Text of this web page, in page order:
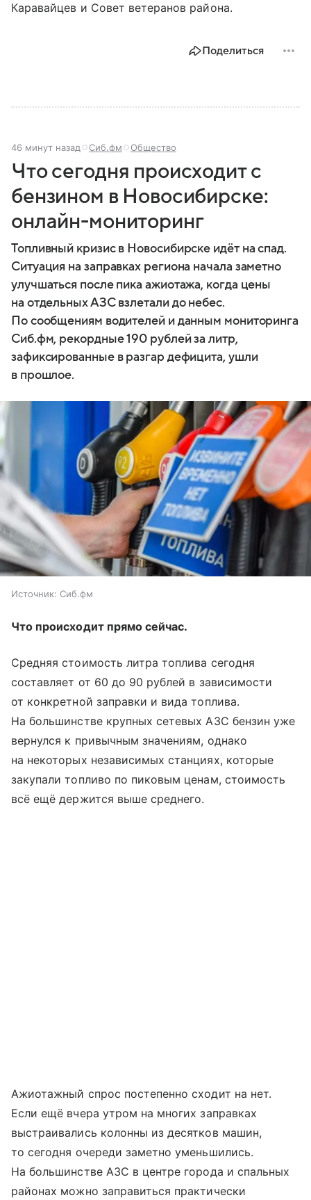
Каравайцев и Совет ветеранов района.
Поделиться
46 минут назад Сиб.фм Общество
Что сегодня происходит с
бензином в Новосибирске:
онлайн-мониторинг
Топливный кризис в Новосибирске идёт на спад.
Ситуация на заправках региона начала заметно
улучшаться после пика ажиотажа, когда цены
на отдельных АЗС взлетали до небес.
По сообщениям водителей и данным мониторинга
Сиб.фм, рекордные 190 рублей за литр,
зафиксированные в разгар дефицита, ушли
в прошлое.
Источник: Сиб.фм
Что происходит прямо сейчас.
Средняя стоимость литра топлива сегодня
составляет от 60 до 90 рублей в зависимости
от конкретной заправки и вида топлива.
На большинстве крупных сетевых АЗС бензин уже
вернулся к привычным значениям, однако
на некоторых независимых станциях, которые
закупали топливо по пиковым ценам, стоимость
всё ещё держится выше среднего.
Ажиотажный спрос постепенно сходит на нет.
Если ещё вчера утром на многих заправках
выстраивались колонны из десятков машин,
то сегодня очереди заметно уменьшились.
На большинстве АЗС в центре города и спальных
районах можно заправиться практически